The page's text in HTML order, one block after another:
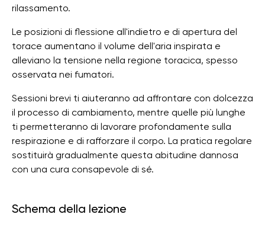
rilassamento.
Le posizioni di flessione all'indietro e di apertura del
torace aumentano il volume dell'aria inspirata e
alleviano la tensione nella regione toracica, spesso
osservata nei fumatori.
Sessioni brevi ti aiuteranno ad affrontare con dolcezza
il processo di cambiamento, mentre quelle più lunghe
ti permetteranno di lavorare profondamente sulla
respirazione e di rafforzare il corpo. La pratica regolare
sostituirà gradualmente questa abitudine dannosa
con una cura consapevole di sé.
Schema della lezione